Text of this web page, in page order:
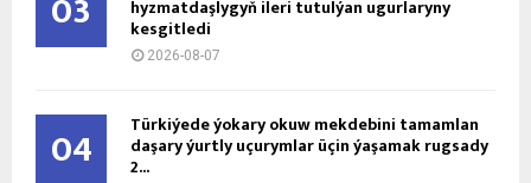
03 hyzmatdaşlygyň ileri tutulýan ugurlaryny
kesgitledi
2026-08-07
04 Türkiýede ýokary okuw mekdebini tamamlan
daşary ýurtly uçurymlar üçin ýaşamak rugsady
2...